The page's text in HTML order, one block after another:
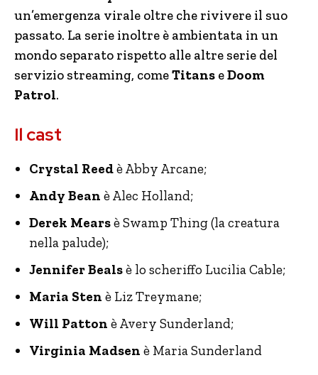
un’emergenza virale oltre che rivivere il suo
passato. La serie inoltre è ambientata in un
mondo separato rispetto alle altre serie del
servizio streaming, comeTitans eDoom
Patrol.
Il cast
Crystal Reedè Abby Arcane;
Andy Bean è Alec Holland;
Derek Mearsè Swamp Thing (la creatura
nella palude);
Jennifer Bealsè lo scheriffo Lucilia Cable;
Maria Sten è Liz Treymane;
Will Patton è Avery Sunderland;
Virginia Madsen è Maria Sunderland